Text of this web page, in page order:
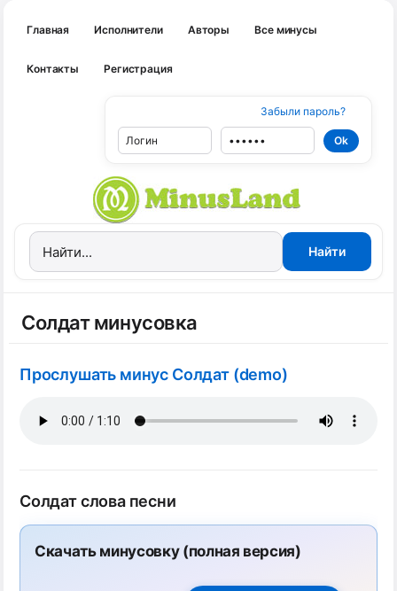
Главная Исполнители Авторы Все минусы
Контакты Регистрация
Забыли пароль?
Солдат минусовка
Прослушать минус Солдат (demo)
Солдат слова песни
Скачать минусовку (полная версия)